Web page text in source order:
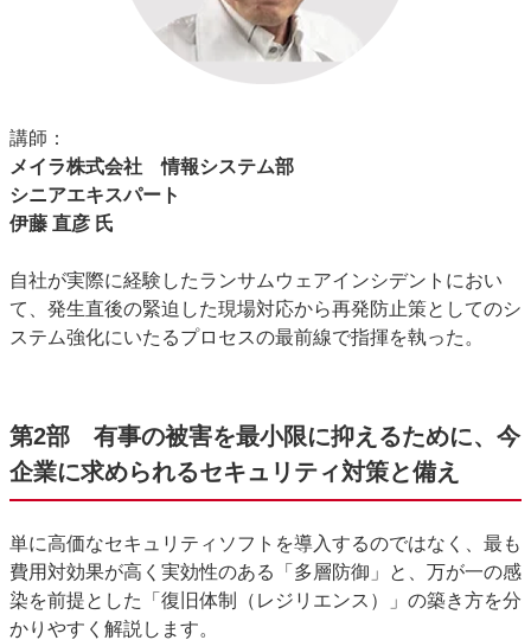
講師：
メイラ株式会社 情報システム部
シニアエキスパート
伊藤 直彦 氏
自社が実際に経験したランサムウェアインシデントにおい
て、発生直後の緊迫した現場対応から再発防止策としてのシ
ステム強化にいたるプロセスの最前線で指揮を執った。
第2部 有事の被害を最小限に抑えるために、今
企業に求められるセキュリティ対策と備え
単に高価なセキュリティソフトを導入するのではなく、最も
費用対効果が高く実効性のある「多層防御」と、万が一の感
染を前提とした「復旧体制（レジリエンス）」の築き方を分
かりやすく解説します。